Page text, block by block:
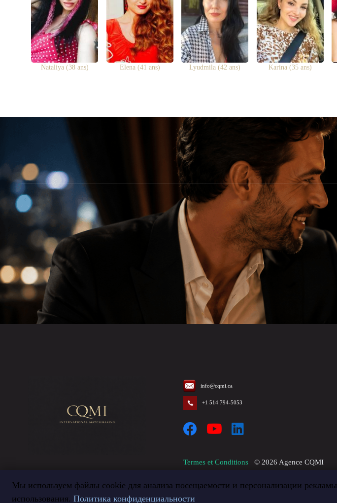
Мы используем файлы cookie для анализа посещаемости и персонализации
использования. Политика конфиденциальности
Nataliya (38 ans) Elena (41 ans) Lyudmila (42 ans) Karina (35 ans)
info@cqmi.ca
+1 514 794-5053
Termes et Conditions © 2026 Agence CQMI